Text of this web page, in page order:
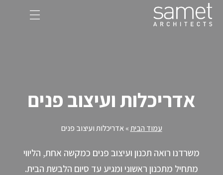
Skip
אדריכלות ועיצוב פנים
עמוד הבית»אדריכלות ועיצוב פנים
משרדנו רואה תכנון ועיצוב פנים כמקשה אחת, הליווי
מתחיל מתכנון ראשוני ומגיע עד סיום הלבשת הבית.